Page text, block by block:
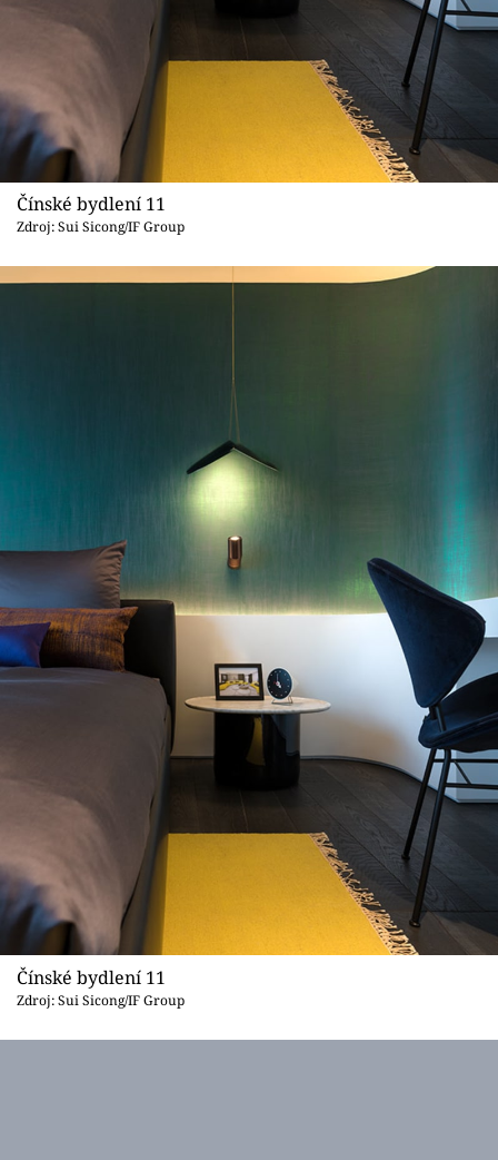
Čínské bydlení 11
Zdroj: Sui Sicong/IF Group
Čínské bydlení 11
Zdroj: Sui Sicong/IF Group